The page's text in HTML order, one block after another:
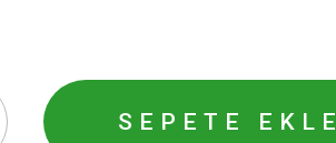
SEPETE EKLE